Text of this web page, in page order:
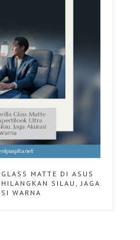
MATTE DI ASUS
SILAU, JAGA
WARNA